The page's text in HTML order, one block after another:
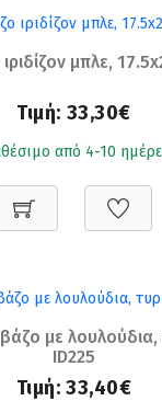
μπλε,
Τιμή: 33,30€
από 4-10
με
ID225
Τιμή: 33,40€